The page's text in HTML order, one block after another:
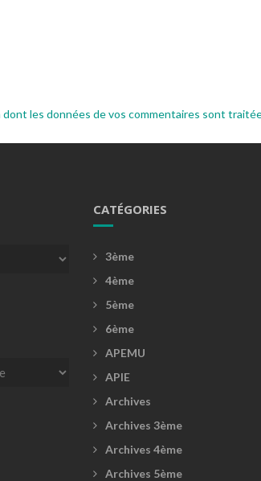
dont les données de vos commentaires sont
CATÉGORIES
3ème
4ème
5ème
6ème
APEMU
APIE
Archives
Archives 3ème
Archives 4ème
Archives 5ème